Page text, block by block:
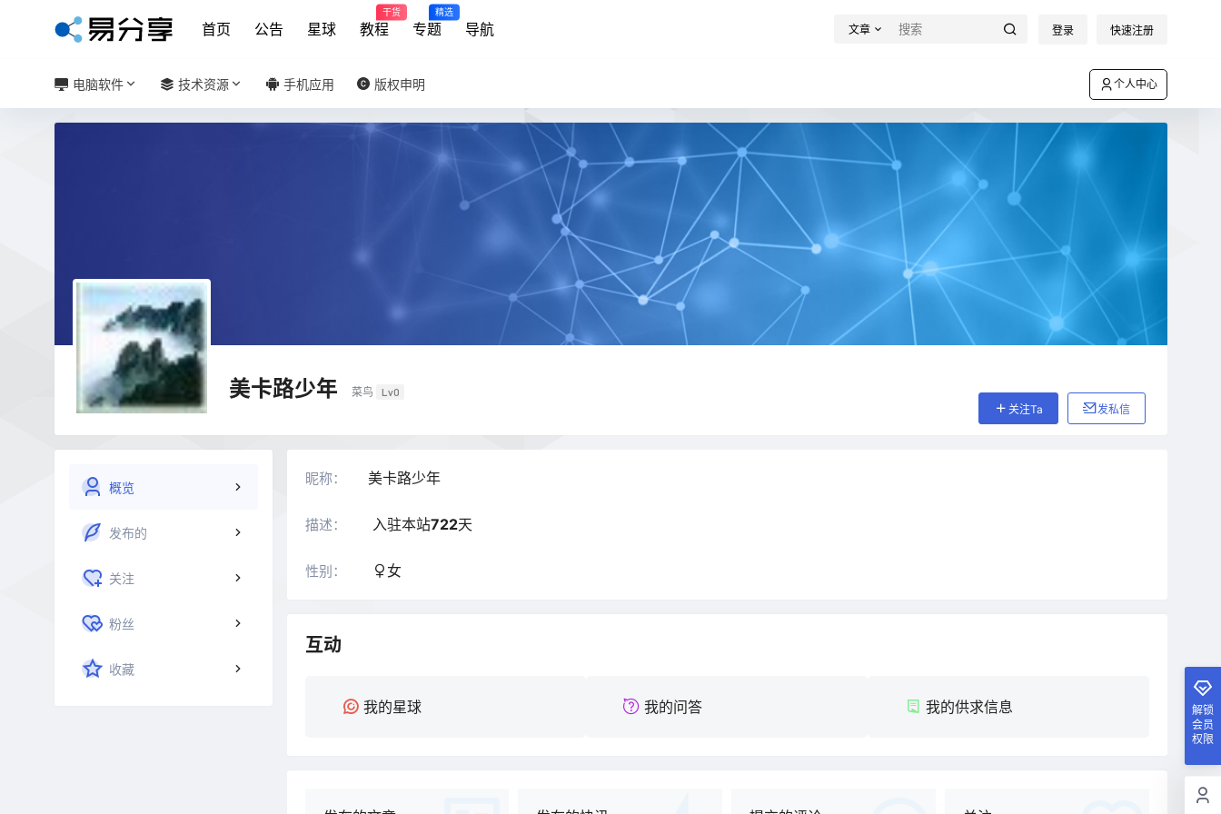
首页 公告 星球 教程
干货
专题
精选
导航 文章 登录 快速注册
电脑软件 技术资源 手机应用 版权申明 个人中心
美卡路少年 菜鸟
Lv0
关注Ta
发私信
概览
发布的
关注
粉丝
收藏
昵称： 美卡路少年
描述： 入驻本站722天
性别： 女
互动
我的星球 我的问答 我的供求信息
解锁
会员
权限